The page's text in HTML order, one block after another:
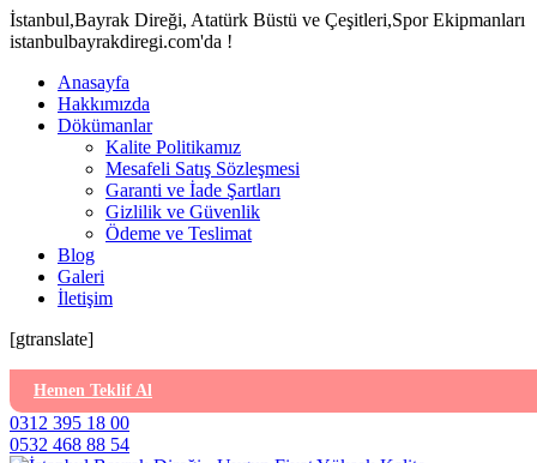
İstanbul,Bayrak Direği, Atatürk Büstü ve Çeşitleri,Spor Ekipmanları
istanbulbayrakdiregi.com'da !
Anasayfa
Hakkımızda
Dökümanlar
Kalite Politikamız
Mesafeli Satış Sözleşmesi
Garanti ve İade Şartları
Gizlilik ve Güvenlik
Ödeme ve Teslimat
Blog
Galeri
İletişim
[gtranslate]
Hemen Teklif Al
0312 395 18 00
0532 468 88 54